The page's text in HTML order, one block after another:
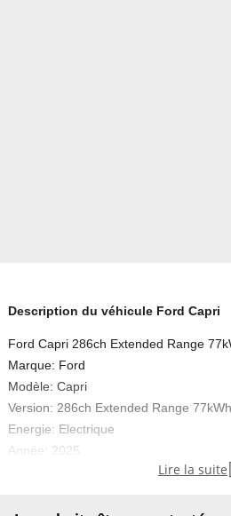
Description du véhicule Ford Capri
Ford Capri 286ch Extended Range
Marque: Ford
Modèle: Capri
Version: 286ch Extended Range
Energie: Electrique
Année: 2025
Lire la suite